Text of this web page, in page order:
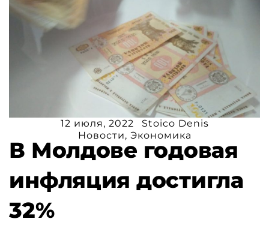
12 июля, 2022
Stoico Denis
Новости, Экономика
В Молдове годовая
инфляция достигла
32%